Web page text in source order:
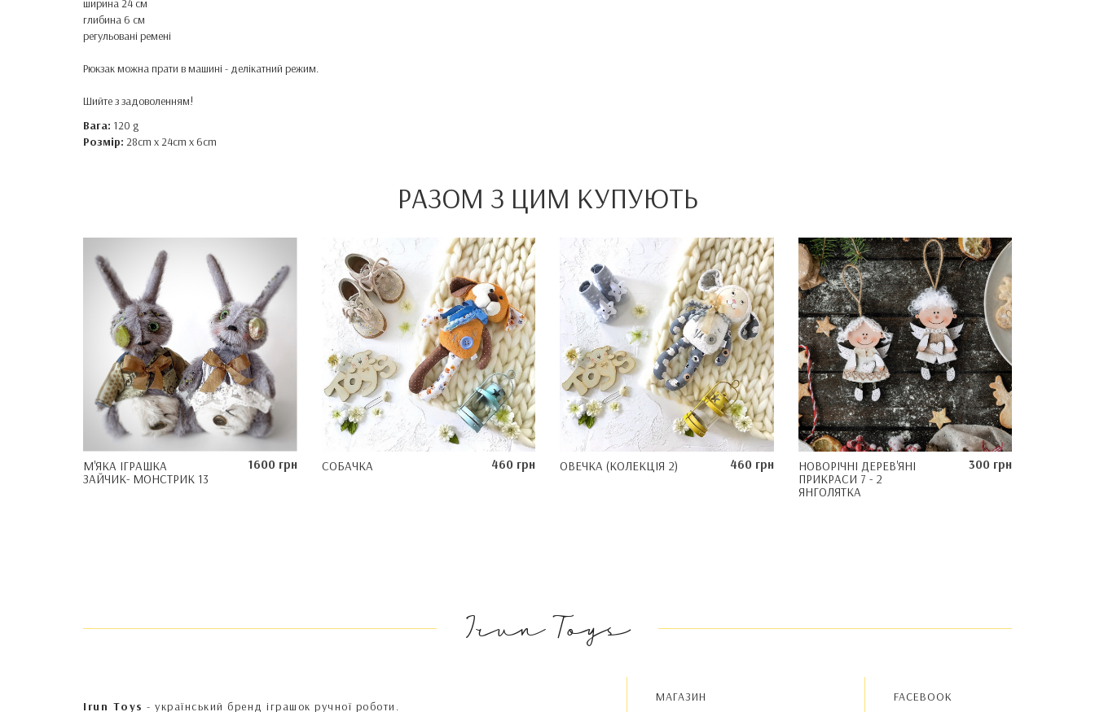
ширина 24 см
глибина 6 см
регульовані ремені
Рюкзак можна прати в машині - делікатний режим.
Шийте з задоволенням!
Вага: 120 g
Розмір: 28cm x 24cm x 6cm
РАЗОМ З ЦИМ КУПУЮТЬ
М'ЯКА ІГРАШКА
ЗАЙЧИК- МОНСТРИК 13
1600 грн СОБАЧКА 460 грн ОВЕЧКА (КОЛЕКЦІЯ 2) 460 грн
НОВОРІЧНІ ДЕРЕВ'ЯНІ
ПРИКРАСИ 7 - 2
ЯНГОЛЯТКА
300 грн
Irun Toys
Irun Toys - український бренд іграшок ручної роботи.
МАГАЗИН
FACEBOOK